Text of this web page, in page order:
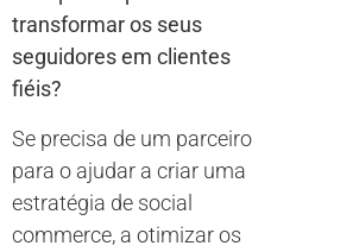
transformar os seus
seguidores em clientes
fiéis?
Se precisa de um parceiro
para o ajudar a criar uma
estratégia de social
commerce, a otimizar os